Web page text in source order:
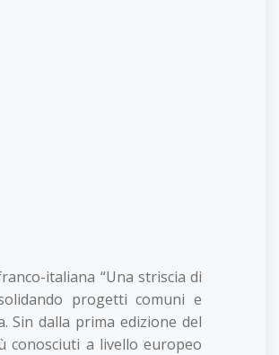
italiana “Una striscia di
progetti comuni e
Sin dalla prima edizione del
conosciuti a livello europeo